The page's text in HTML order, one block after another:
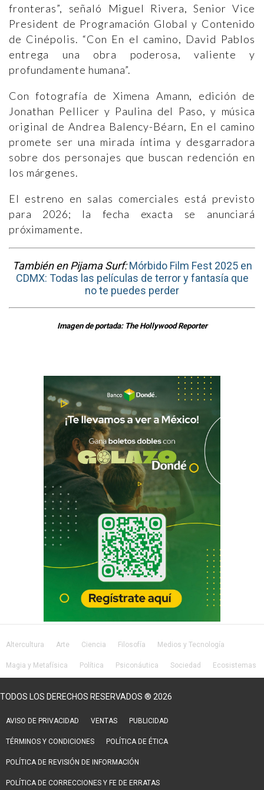
fronteras”, señaló Miguel Rivera, Senior Vice
President de Programación Global y Contenido
de Cinépolis. “Con En el camino, David Pablos
entrega una obra poderosa, valiente y
profundamente humana”.
Con fotografía de Ximena Amann, edición de
Jonathan Pellicer y Paulina del Paso, y música
original de Andrea Balency-Béarn, En el camino
promete ser una mirada íntima y desgarradora
sobre dos personajes que buscan redención en
los márgenes.
El estreno en salas comerciales está previsto
para 2026; la fecha exacta se anunciará
próximamente.
También en Pijama Surf:Mórbido Film Fest 2025 en
CDMX: Todas las películas de terror y fantasía que
no te puedes perder
Imagen de portada: The Hollywood Reporter
Altercultura Arte Ciencia Filosofía Medios y Tecnología
Magia y Metafísica Política Psiconáutica Sociedad Ecosistemas
TODOS LOS DERECHOS RESERVADOS ® 2026
AVISO DE PRIVACIDAD VENTAS PUBLICIDAD
TÉRMINOS Y CONDICIONES POLÍTICA DE ÉTICA
POLÍTICA DE REVISIÓN DE INFORMACIÓN
POLÍTICA DE CORRECCIONES Y FE DE ERRATAS